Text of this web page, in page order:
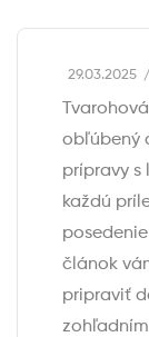
29.03.2025
obľúbený
prípravy s
každú
článok
pripraviť